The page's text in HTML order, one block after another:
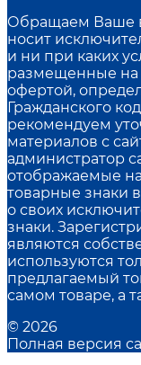
Обращаем Ваше
носит
и ни при каких
размещенные на
офертой,
Гражданского
рекомендуем
материалов с
администратор
отображаемые
товарные знаки
о своих
знаки.
являются
используются
предлагаемый
самом товаре, а
© 2026
Полная версия